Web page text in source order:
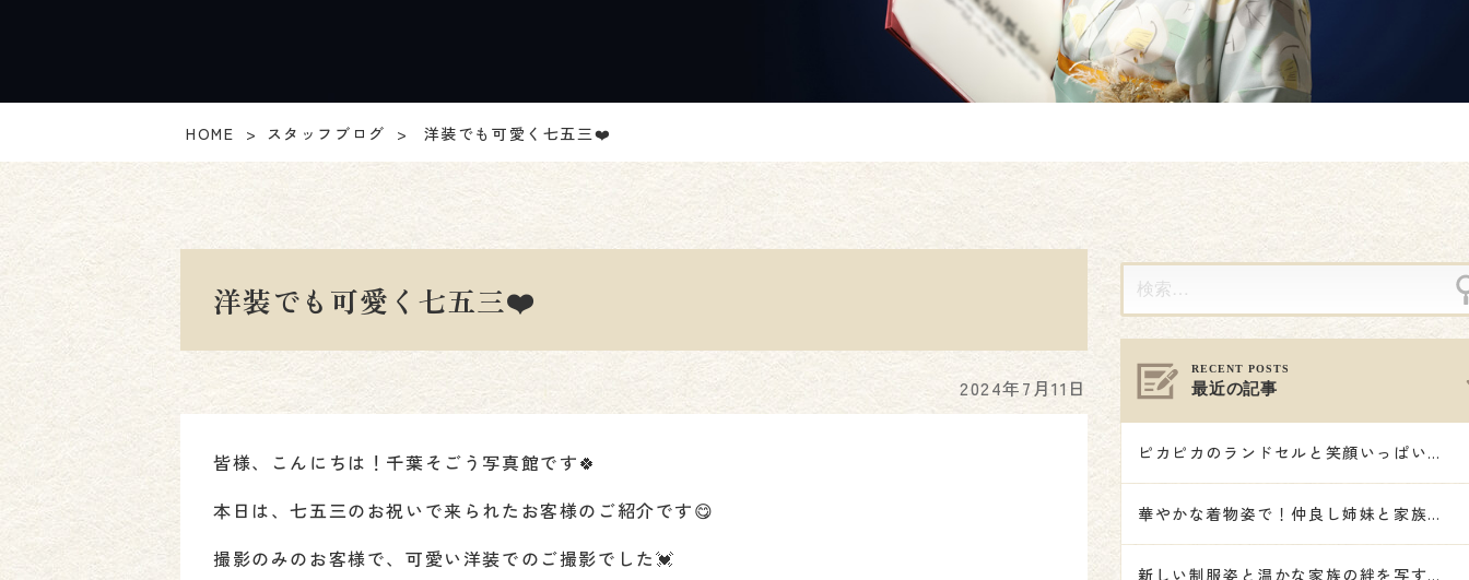
HOME スタッフブログ 洋装でも可愛く七五三❤️
洋装でも可愛く七五三❤️
2024年7月11日
皆様、こんにちは！千葉そごう写真館です🍀
本日は、七五三のお祝いで来られたお客様のご紹介です😋
撮影のみのお客様で、可愛い洋装でのご撮影でした💓
最近の記事
ピカピカのランドセルと笑顔いっぱいの記念撮影🌸
華やかな着物姿で！仲良し姉妹と家族で祝う七五三🎋👘🌟
新しい制服姿と温かな家族の絆を写す記念撮影🌸